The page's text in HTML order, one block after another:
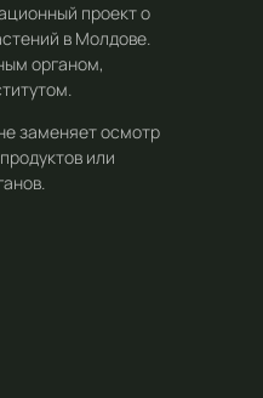
проект о
в Молдове.
органом,
заменяет осмотр
или